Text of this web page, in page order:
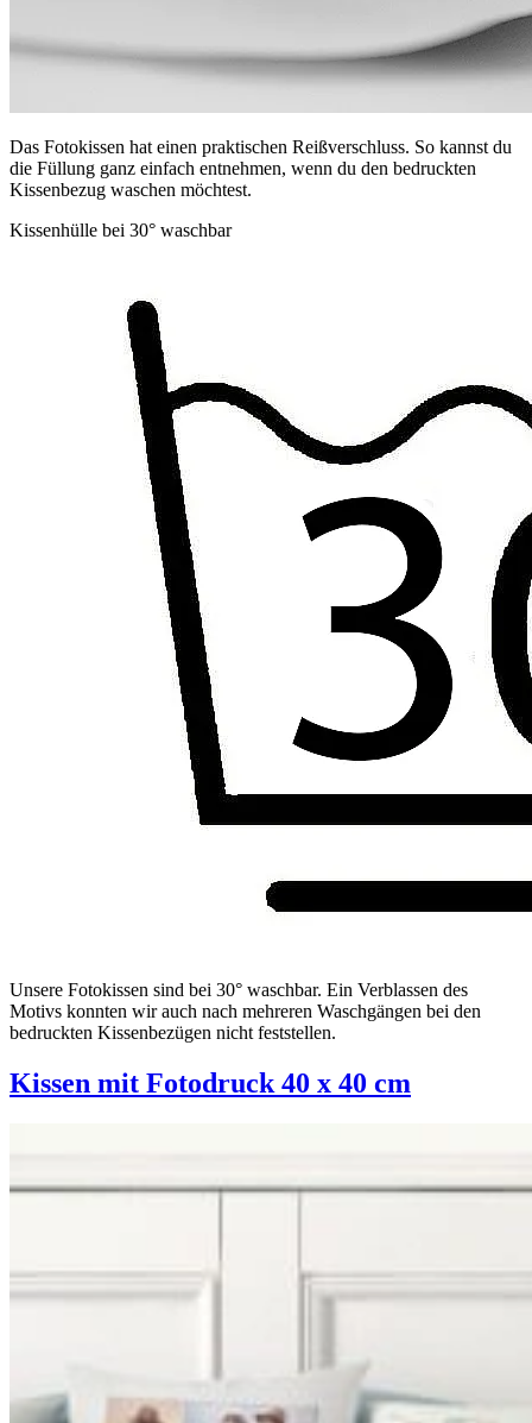
Das Fotokissen hat einen praktischen Reißverschluss. So kannst du
die Füllung ganz einfach entnehmen, wenn du den bedruckten
Kissenbezug waschen möchtest.
Kissenhülle bei 30° waschbar
Unsere Fotokissen sind bei 30° waschbar. Ein Verblassen des
Motivs konnten wir auch nach mehreren Waschgängen bei den
bedruckten Kissenbezügen nicht feststellen.
Kissen mit Fotodruck 40 x 40 cm